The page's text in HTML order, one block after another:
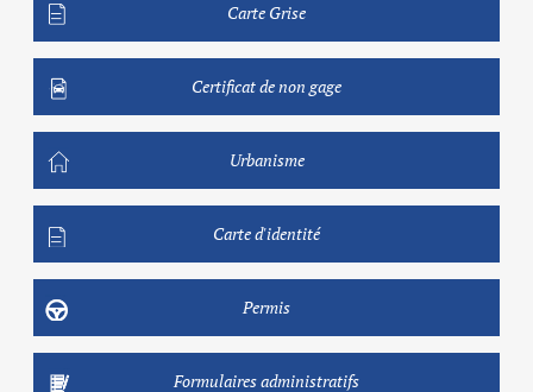
Carte Grise
Certificat de non gage
Urbanisme
Carte d'identité
Permis
Formulaires administratifs